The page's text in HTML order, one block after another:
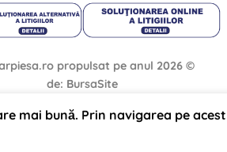
propulsat pe anul 2026 ©
de: BursaSite
mai bună. Prin navigarea pe